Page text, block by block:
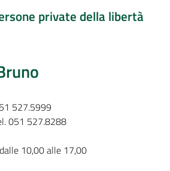
private della libertà
527.5999
051 527.8288
10,00 alle 17,00